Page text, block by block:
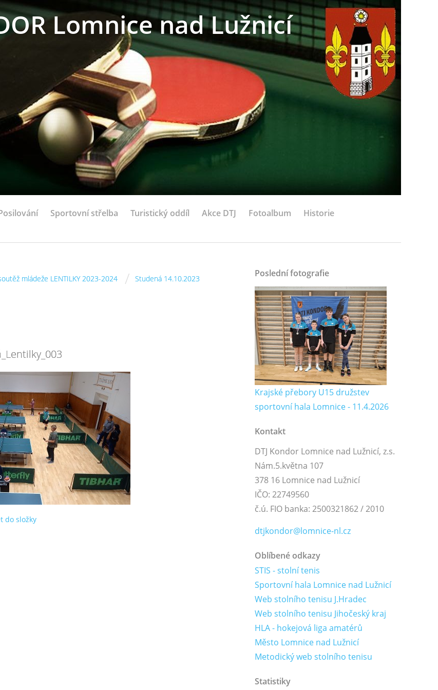
Lomnice nad Lužnicí
Sportovní střelba Turistický oddíl Akce DTJ Fotoalbum Historie
mládeže LENTILKY 2023-2024 / Studená 14.10.2023
do složky
Poslední fotografie
Krajské přebory U15 družstev
sportovní hala Lomnice - 11.4.2026
Kontakt
DTJ Kondor Lomnice nad Lužnicí, z.s.
Nám.5.května 107
378 16 Lomnice nad Lužnicí
IČO: 22749560
č.ú. FIO banka: 2500321862 / 2010
dtjkondor@lomnice-nl.cz
Oblíbené odkazy
STIS - stolní tenis
Sportovní hala Lomnice nad Lužnicí
Web stolního tenisu J.Hradec
Web stolního tenisu Jihočeský kraj
HLA - hokejová liga amatérů
Město Lomnice nad Lužnicí
Metodický web stolního tenisu
Statistiky